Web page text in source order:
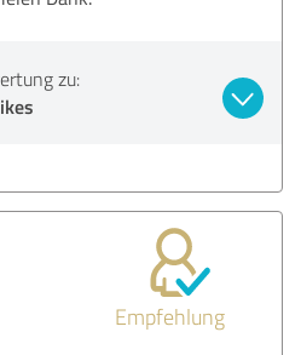
zu:
Empfehlung